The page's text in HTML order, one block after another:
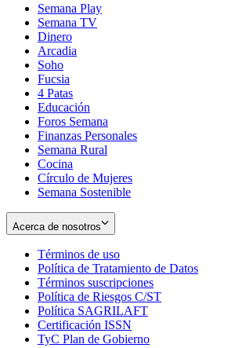
Semana Play
Semana TV
Dinero
Arcadia
Soho
in
new
window
Fucsia
in
new
window
4 Patas
Educación
Foros Semana
Finanzas Personales
Semana Rural
Cocina
Círculo de Mujeres
Semana Sostenible
Acerca de nosotros
Términos de uso
in
new
window
Política de Tratamiento de Datos
Términos suscripciones
in
Política de Riesgos C/ST
Política SAGRILAFT
new
Certificación ISSN
in
TyC Plan de Gobierno